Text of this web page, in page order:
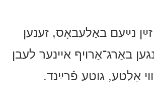
זײַן נײַעם באַלעבאָס, זענען
באַרג־אַרויף איינער לעבן
ווי אַלטע, גוטע פֿרײַנד.